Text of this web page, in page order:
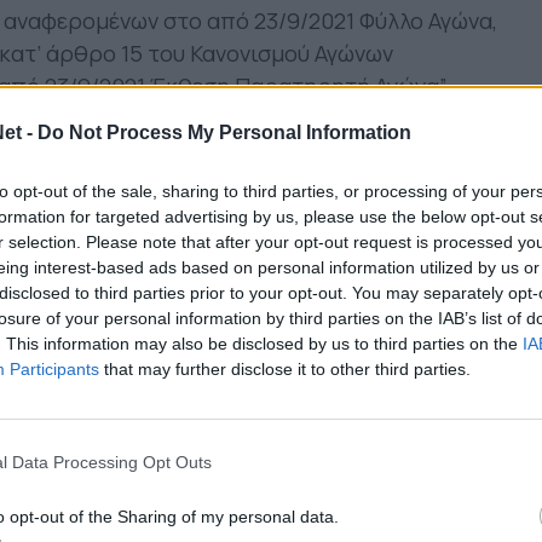
- Do Not Process My Personal Information
opt-out of the sale, sharing to third parties, or processing of your
for targeted advertising by us, please use the below opt-out
selection. Please note that after your opt-out request is processed
interest-based ads based on personal information utilized by us
to third parties prior to your opt-out. You may separately
of your personal information by third parties on the IAB’s list of
This information may also be disclosed by us to third parties on the
Participants that may further disclose it to other third parties.
Data Processing Opt Outs
opt-out of the Sharing of my personal data.
αναφερομένων στο από 23/9/2021 Φύλλο Αγώνα,
άρθρο 15 του Κανονισμού Αγώνων
23/9/2021 Έκθεση Παρατηρητή Αγώνα”
ΠΑΕ ΒΟΛΟΣ ΝΠΣ – ΠΑΕ ΑΤΡΟΜΗΤΟΣ.
14 παρ. 1, 2, 3 και 4 περ. α΄, 15 παρ. 1 περ.γ’
αναφερομένων στο από 22/9/2021 Φύλλο
κατ’ άρθρο 15 του Κανονισμού Αγώνων
9/2021 Έκθεση Παρατηρητή Αγώνα και στην
από 23/9/2021 Έκθεση της Αστυνομίας”
ΠΑΕ ΟΛΥΜΠΙΑΚΟΣ – ΠΑΕ ΑΠΟΛΛΩΝ ΣΜΥΡΝΗΣ.
14 παρ. 1, 2, 3 και 4 περ. α΄, 15 παρ. 2 περ.
(Ποδοσφαιριστής):“Βάσει των